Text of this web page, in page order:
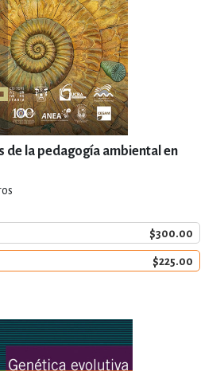
de la pedagogía ambiental en
$300.00
$225.00